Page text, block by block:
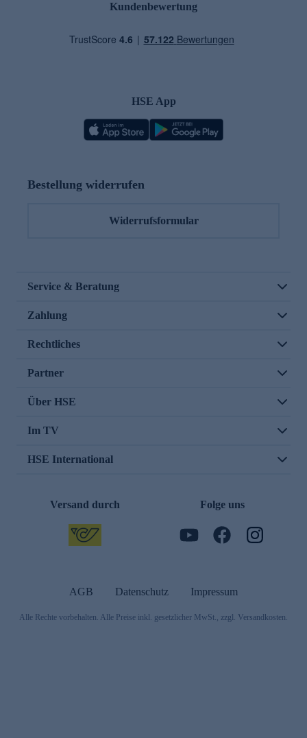
Kundenbewertung
HSE App
Bestellung widerrufen
Widerrufsformular
Service & Beratung
Zahlung
Rechtliches
Partner
Über HSE
Im TV
HSE International
Versand durch Folge uns
AGB Datenschutz Impressum
Alle Rechte vorbehalten. Alle Preise inkl. gesetzlicher MwSt., zzgl. Versandkosten.